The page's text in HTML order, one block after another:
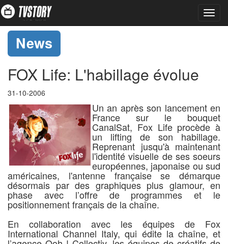
News
FOX Life: L'habillage évolue
31-10-2006
Un an après son lancement en
France sur le bouquet
CanalSat, Fox Life procède à
un lifting de son habillage.
Reprenant jusqu'à maintenant
l'identité visuelle de ses soeurs
européennes, japonaise ou sud
américaines, l'antenne française se démarque
désormais par des graphiques plus glamour, en
phase avec l’offre de programmes et le
positionnement français de la chaîne.
En collaboration avec les équipes de Fox
International Channel Italy, qui édite la chaîne, et